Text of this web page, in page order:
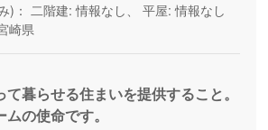
)： 二階建: 情報なし、 平屋: 情報なし
崎県
暮らせる住まいを提供すること。
の使命です。